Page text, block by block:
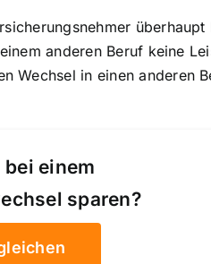
anderen Beruf keine
Wechsel in einen anderen
einem
sparen?